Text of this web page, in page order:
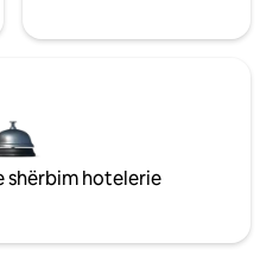
shërbim hotelerie